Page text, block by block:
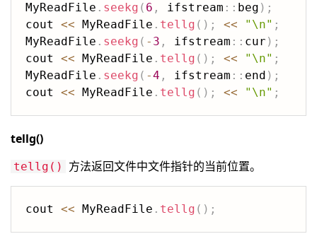
MyReadFile . seekg ( 6 , ifstream :: beg ) ;
cout << MyReadFile . tellg ( ) ; << "\n" ;
MyReadFile . seekg ( - 3 , ifstream :: cur ) ;
cout << MyReadFile . tellg ( ) ; << "\n" ;
MyReadFile . seekg ( -4 , ifstream :: end ) ;
cout << MyReadFile . tellg ( ) ; << "\n" ;
tellg()
tellg() 方法返回文件中文件指针的当前位置。
cout << MyReadFile . tellg ( ) ;